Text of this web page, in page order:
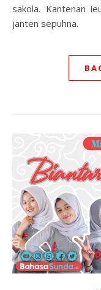
sakola. Kantenan
janten sepuhna.